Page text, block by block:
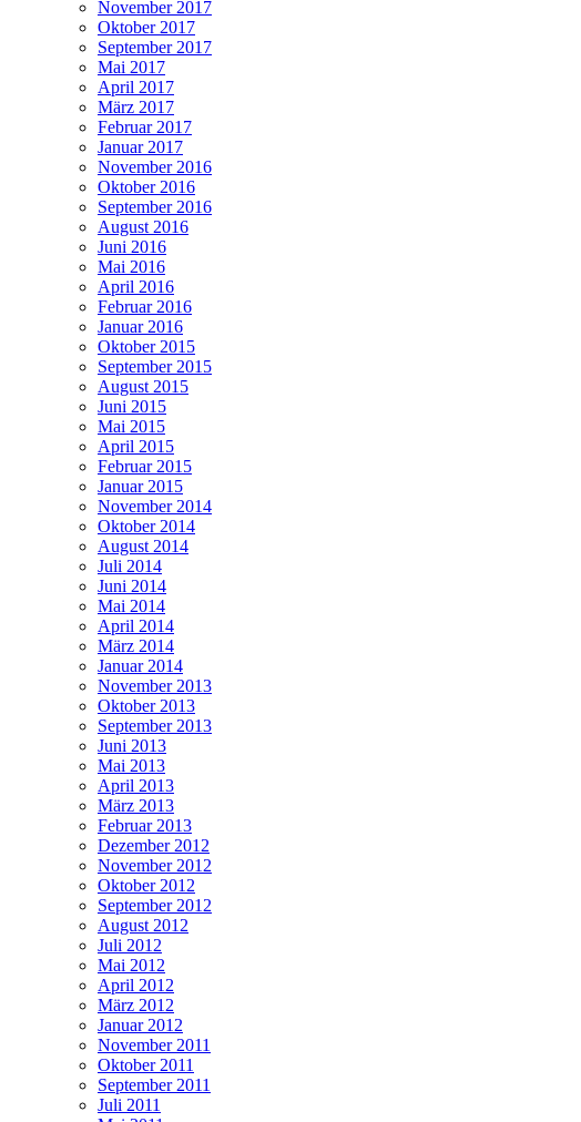
November 2017
Oktober 2017
September 2017
Mai 2017
April 2017
März 2017
Februar 2017
Januar 2017
November 2016
Oktober 2016
September 2016
August 2016
Juni 2016
Mai 2016
April 2016
Februar 2016
Januar 2016
Oktober 2015
September 2015
August 2015
Juni 2015
Mai 2015
April 2015
Februar 2015
Januar 2015
November 2014
Oktober 2014
August 2014
Juli 2014
Juni 2014
Mai 2014
April 2014
März 2014
Januar 2014
November 2013
Oktober 2013
September 2013
Juni 2013
Mai 2013
April 2013
März 2013
Februar 2013
Dezember 2012
November 2012
Oktober 2012
September 2012
August 2012
Juli 2012
Mai 2012
April 2012
März 2012
Januar 2012
November 2011
Oktober 2011
September 2011
Juli 2011